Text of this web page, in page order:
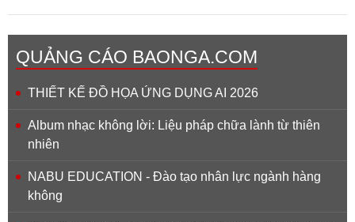
QUẢNG CÁO BAONGA.COM
THIẾT KẾ ĐỒ HỌA ỨNG DỤNG AI 2026
Album nhạc không lời: Liệu pháp chữa lành từ thiên
nhiên
NABU EDUCATION - Đào tạo nhân lực ngành hàng
không